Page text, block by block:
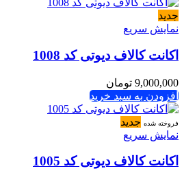
جدید
نمایش سریع
اکانت کالاف دیوتی کد 1008
9,000,000 تومان
افزودن به سبد خرید
فروخته شده جدید
نمایش سریع
اکانت کالاف دیوتی کد 1005